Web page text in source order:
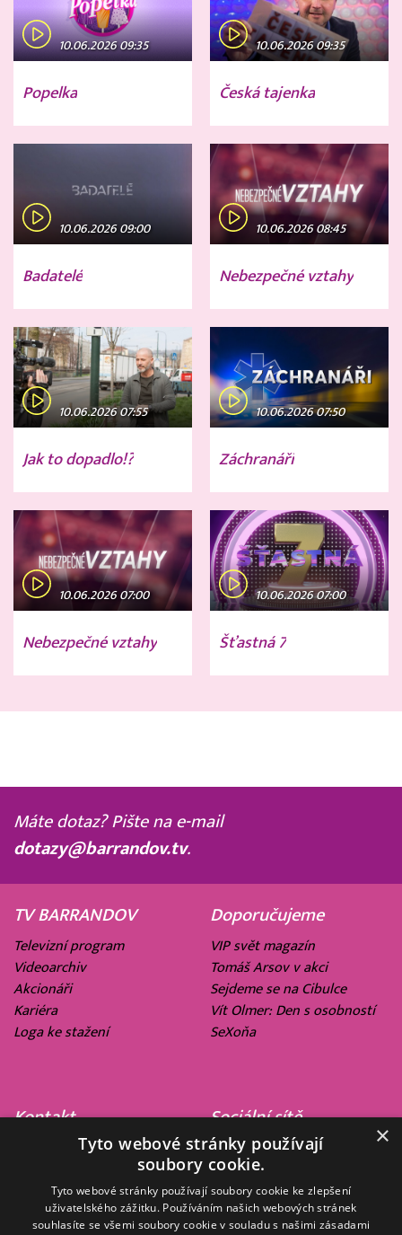
10.06.2026 09:35
Popelka
10.06.2026 09:35
Česká tajenka
10.06.2026 09:00
Badatelé
10.06.2026 08:45
Nebezpečné vztahy
10.06.2026 07:55
Jak to dopadlo!?
10.06.2026 07:50
Záchranáři
10.06.2026 07:00
Nebezpečné vztahy
10.06.2026 07:00
Šťastná 7
Máte dotaz? Pište na e-mail
dotazy@barrandov.tv.
TV BARRANDOV
Televizní program
Videoarchiv
Akcionáři
Kariéra
Loga ke stažení
Doporučujeme
VIP svět magazín
Tomáš Arsov v akci
Sejdeme se na Cibulce
Vít Olmer: Den s osobností
SeXoňa
Kontakt
Barrandov Televizní Studio,
Kříženeckého nám. 322
152 00 Praha 5
Sociální sítě
×
Tyto webové stránky používají
soubory cookie.
Tyto webové stránky používají soubory cookie ke zlepšení
uživatelského zážitku. Používáním našich webových stránek
souhlasíte se všemi soubory cookie v souladu s našimi zásadami